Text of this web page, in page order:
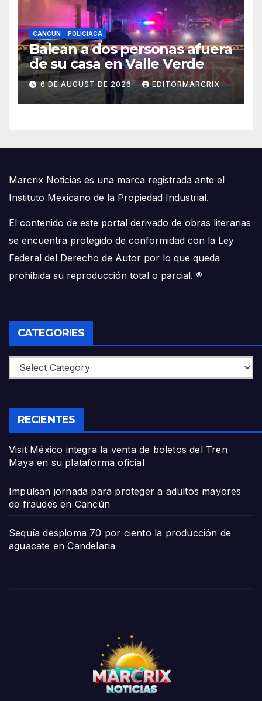
CANCÚN POLICIACA
Balean a dos personas afuera
de su casa en Valle Verde
6 DE AUGUST DE 2026 EDITORMARCRIX
Marcrix Noticias es una marca registrada ante el
Instituto Mexicano de la Propiedad Industrial.
El contenido de este portal derivado de obras literarias
se encuentra protegido de conformidad con la Ley
Federal del Derecho de Autor por lo que queda
prohibida su reproducción total o parcial. ®
CATEGORIES
Categories
RECIENTES
Visit México integra la venta de boletos del Tren
Maya en su plataforma oficial
Impulsan jornada para proteger a adultos mayores
de fraudes en Cancún
Sequía desploma 70 por ciento la producción de
aguacate en Candelaria